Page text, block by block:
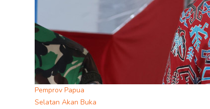
Pemprov Papua
Selatan Akan Buka